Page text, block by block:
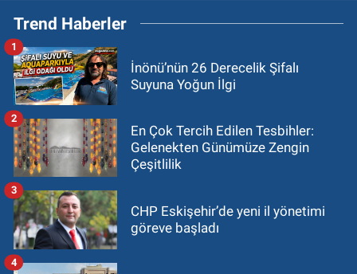
Trend Haberler
İnönü’nün 26 Derecelik Şifalı
Suyuna Yoğun İlgi
1
En Çok Tercih Edilen Tesbihler:
Gelenekten Günümüze Zengin
Çeşitlilik
2
CHP Eskişehir’de yeni il yönetimi
göreve başladı
3
4